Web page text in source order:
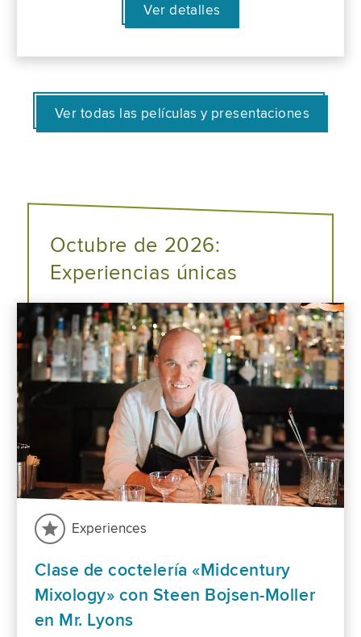
Ver detalles
Ver todas las películas y presentaciones
Octubre de 2026:
Experiencias únicas
Experiences
Clase de coctelería «Midcentury
Mixology» con Steen Bojsen-Moller
en Mr. Lyons